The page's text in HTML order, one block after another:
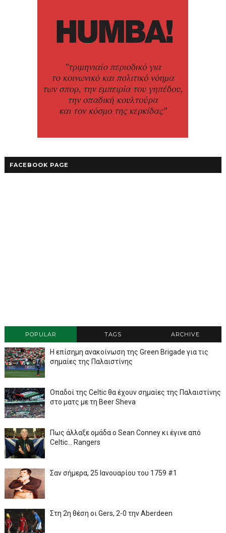
FACEBOOK PAGE
POPULAR TAGS ARCHIVE
Η επίσημη ανακοίνωση της Green Brigade για τις
σημαίες της Παλαιστίνης
Οπαδοί της Celtic θα έχουν σημαίες της Παλαιστίνης
στο ματς με τη Beer Sheva
Πως άλλαξε ομάδα ο Sean Conney κι έγινε από
Celtic... Rangers
Σαν σήμερα, 25 Ιανουαρίου του 1759 #1
Στη 2η θέση οι Gers, 2-0 την Aberdeen